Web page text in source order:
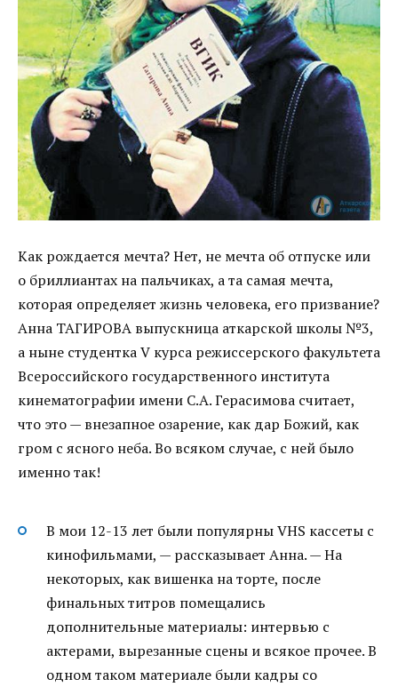
Как рождается мечта? Нет, не мечта об отпуске или
о бриллиантах на пальчиках, а та самая мечта,
которая определяет жизнь человека, его призвание?
Анна ТАГИРОВА выпускница аткарской школы №3,
а ныне студентка V курса режиссерского факультета
Всероссийского государственного института
кинематографии имени С.А. Герасимова считает,
что это — внезапное озарение, как дар Божий, как
гром с ясного неба. Во всяком случае, с ней было
именно так!
В мои 12-13 лет были популярны VHS кассеты с
кинофильмами, — рассказывает Анна. — На
некоторых, как вишенка на торте, после
финальных титров помещались
дополнительные материалы: интервью с
актерами, вырезанные сцены и всякое прочее. В
одном таком материале были кадры со